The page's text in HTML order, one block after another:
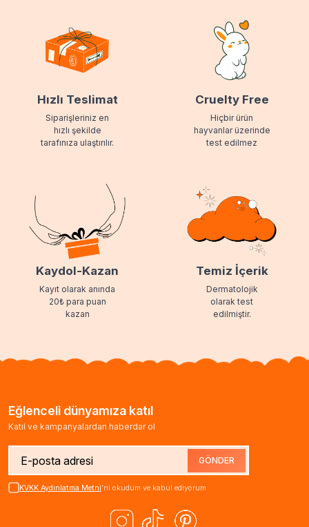
Hızlı Teslimat
Siparişleriniz en
hızlı şekilde
tarafınıza ulaştırılır.
Cruelty Free
Hiçbir ürün
hayvanlar üzerinde
test edilmez
Kaydol-Kazan
Kayıt olarak anında
20₺ para puan
kazan
Temiz İçerik
Dermatolojik
olarak test
edilmiştir.
Eğlenceli dünyamıza katıl
Katıl ve kampanyalardan haberdar ol
GÖNDER
KVKK Aydınlatma Metni'ni okudum ve kabul ediyorum